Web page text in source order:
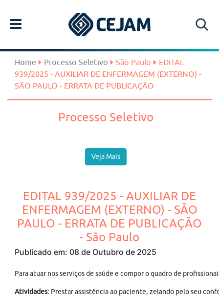
Home Processo Seletivo São Paulo
EDITAL
939/2025 - AUXILIAR DE ENFERMAGEM (EXTERNO) -
SÃO PAULO - ERRATA DE PUBLICAÇÃO
Processo Seletivo
Veja Mais
EDITAL 939/2025 - AUXILIAR DE
ENFERMAGEM (EXTERNO) - SÃO
PAULO - ERRATA DE PUBLICAÇÃO
- São Paulo
Publicado em: 08 de Outubro de 2025
Para atuar nos serviços de saúde e compor o quadro de
Atividades: Prestar assistência ao paciente, zelando pelo seu